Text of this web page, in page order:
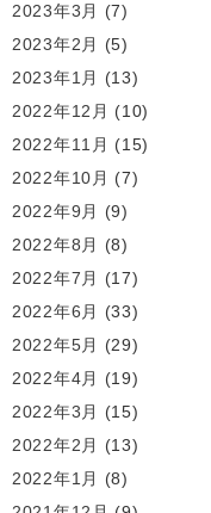
2023年3月
(7)
2023年2月
(5)
2023年1月
(13)
2022年12月 (10)
2022年11月 (15)
2022年10月 (7)
2022年9月
(9)
2022年8月
(8)
2022年7月
(17)
2022年6月
(33)
2022年5月
(29)
2022年4月
(19)
2022年3月
(15)
2022年2月
(13)
2022年1月
(8)